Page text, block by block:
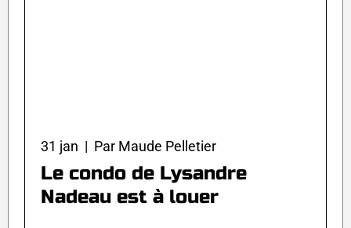
31 jan | Par Maude Pelletier
Le condo de Lysandre
Nadeau est à louer